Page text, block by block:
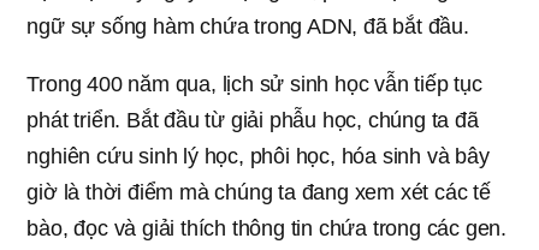
ngữ sự sống hàm chứa trong ADN, đã bắt đầu.
Trong 400 năm qua, lịch sử sinh học vẫn tiếp tục
phát triển. Bắt đầu từ giải phẫu học, chúng ta đã
nghiên cứu sinh lý học, phôi học, hóa sinh và bây
giờ là thời điểm mà chúng ta đang xem xét các tế
bào, đọc và giải thích thông tin chứa trong các gen.